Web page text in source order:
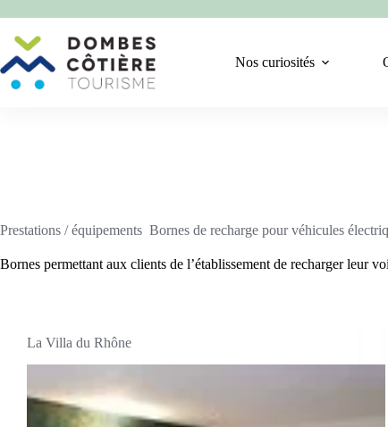
au
contenu
Nos curiosités
Prestations / équipements Bornes de recharge pour véhicules
Bornes permettant aux clients de l’établissement de recharger leur
La Villa du Rhône